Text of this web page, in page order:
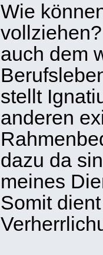
Wie
auch dem
stellt
anderen
dazu da
meines
Somit